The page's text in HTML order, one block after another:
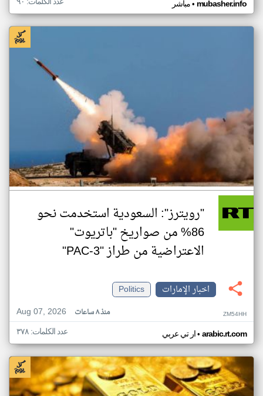
مباشر• mubasher.info
"رويترز": السعودية استخدمت نحو
86% من صواريخ "باتريوت"
الاعتراضية من طراز "PAC-3"
اخبار الإمارات
Politics
Aug 07, 2026
منذ ٨ ساعات ZM54HH
ار تي عربي• arabic.rt.com عدد الكلمات: ٣٧٨